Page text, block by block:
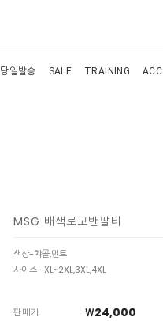
당일발송 SALE TRAINING ACC
MSG 배색로고반팔티
색상-챠콜,민트
사이즈- XL~2XL,3XL,4XL
판매가 ￦24,000